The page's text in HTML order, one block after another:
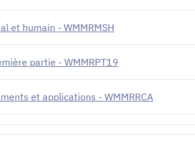
et humain - WMMRMSH
partie - WMMRPT19
et applications - WMMRRCA